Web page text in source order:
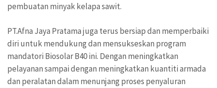
pembuatan minyak kelapa sawit.
PT.Afna Jaya Pratama juga terus bersiap dan memperbaiki
diri untuk mendukung dan mensukseskan program
mandatori Biosolar B40 ini. Dengan meningkatkan
pelayanan sampai dengan meningkatkan kuantiti armada
dan peralatan dalam menunjang proses penyaluran